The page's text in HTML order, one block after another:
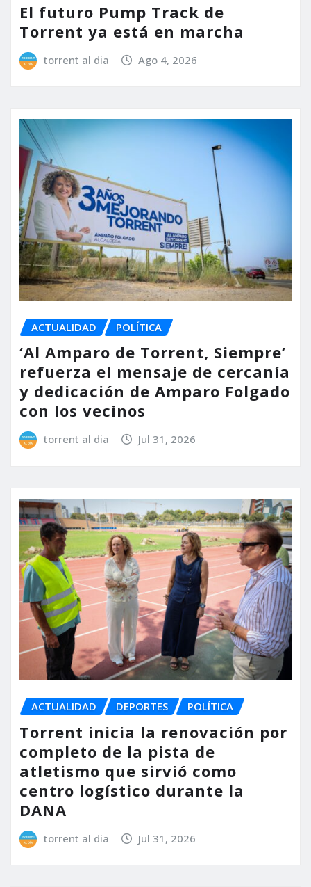
El futuro Pump Track de
Torrent ya está en marcha
torrent al dia Ago 4, 2026
ACTUALIDAD POLÍTICA
‘Al Amparo de Torrent, Siempre’
refuerza el mensaje de cercanía
y dedicación de Amparo Folgado
con los vecinos
torrent al dia Jul 31, 2026
ACTUALIDAD DEPORTES POLÍTICA
Torrent inicia la renovación por
completo de la pista de
atletismo que sirvió como
centro logístico durante la
DANA
torrent al dia Jul 31, 2026